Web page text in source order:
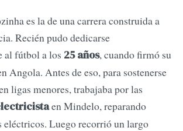
es la de una carrera construida a
Recién pudo dedicarse
al fútbol a los 25 años, cuando firmó su
Angola. Antes de eso, para sostenerse
ligas menores, trabajaba por las
en Mindelo, reparando
eléctricos. Luego recorrió un largo